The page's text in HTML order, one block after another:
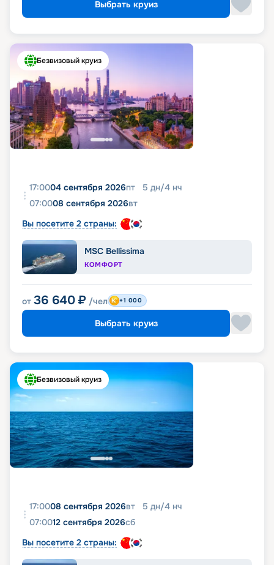
Выбрать круиз
Безвизовый круиз
17:0004 сентября 2026пт 5 дн/4 нч
07:0008 сентября 2026вт
Вы посетите 2 страны:
MSC Bellissima
КОМФОРТ
от 36 640 ₽ /чел +1 000
Выбрать круиз
Безвизовый круиз
17:0008 сентября 2026вт 5 дн/4 нч
07:0012 сентября 2026сб
Вы посетите 2 страны: